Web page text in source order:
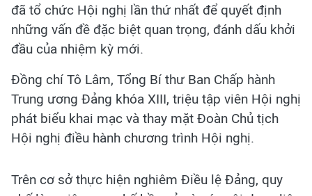
đã tổ chức Hội nghị lần thứ nhất để quyết định
những vấn đề đặc biệt quan trọng, đánh dấu khởi
đầu của nhiệm kỳ mới.
Đồng chí Tô Lâm, Tổng Bí thư Ban Chấp hành
Trung ương Đảng khóa XIII, triệu tập viên Hội nghị
phát biểu khai mạc và thay mặt Đoàn Chủ tịch
Hội nghị điều hành chương trình Hội nghị.
Trên cơ sở thực hiện nghiêm Điều lệ Đảng, quy